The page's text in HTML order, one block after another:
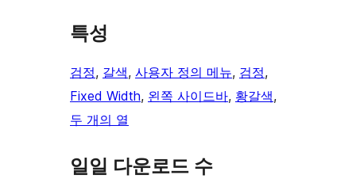
특성
검정, 갈색, 사용자 정의 메뉴, 검정
Fixed Width, 왼쪽 사이드바, 황갈색
두 개의 열
일일 다운로드 수